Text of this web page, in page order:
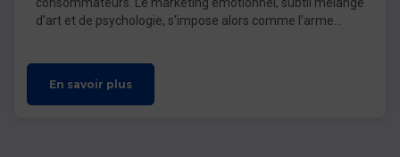
consommateurs. Le marketing émotionnel, subtil mélange
d’art et de psychologie, s’impose alors comme l’arme
En savoir plus